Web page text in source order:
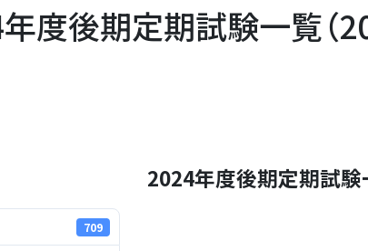
度後期定期試験一覧（
709
2024年度後期定期試験